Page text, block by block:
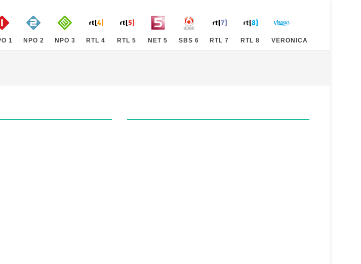
1 NPO 2 NPO 3 RTL 4 RTL 5 NET 5 SBS 6 RTL 7 RTL 8 VERONICA